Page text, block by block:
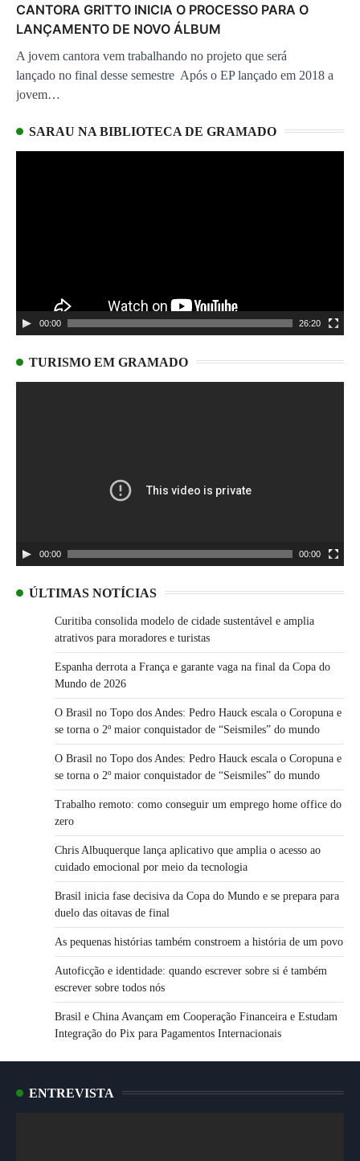
CANTORA GRITTO INICIA O PROCESSO PARA O
LANÇAMENTO DE NOVO ÁLBUM
A jovem cantora vem trabalhando no projeto que será
lançado no final desse semestre Após o EP lançado em 2018 a
jovem…
SARAU NA BIBLIOTECA DE GRAMADO
00:00 26:20
TURISMO EM GRAMADO
00:00 00:00
ÚLTIMAS NOTÍCIAS
Curitiba consolida modelo de cidade sustentável e amplia
atrativos para moradores e turistas
Espanha derrota a França e garante vaga na final da Copa do
Mundo de 2026
O Brasil no Topo dos Andes: Pedro Hauck escala o Coropuna e
se torna o 2º maior conquistador de “Seismiles” do mundo
O Brasil no Topo dos Andes: Pedro Hauck escala o Coropuna e
se torna o 2º maior conquistador de “Seismiles” do mundo
Trabalho remoto: como conseguir um emprego home office do
zero
Chris Albuquerque lança aplicativo que amplia o acesso ao
cuidado emocional por meio da tecnologia
Brasil inicia fase decisiva da Copa do Mundo e se prepara para
duelo das oitavas de final
As pequenas histórias também constroem a história de um povo
Autoficção e identidade: quando escrever sobre si é também
escrever sobre todos nós
Brasil e China Avançam em Cooperação Financeira e Estudam
Integração do Pix para Pagamentos Internacionais
ENTREVISTA